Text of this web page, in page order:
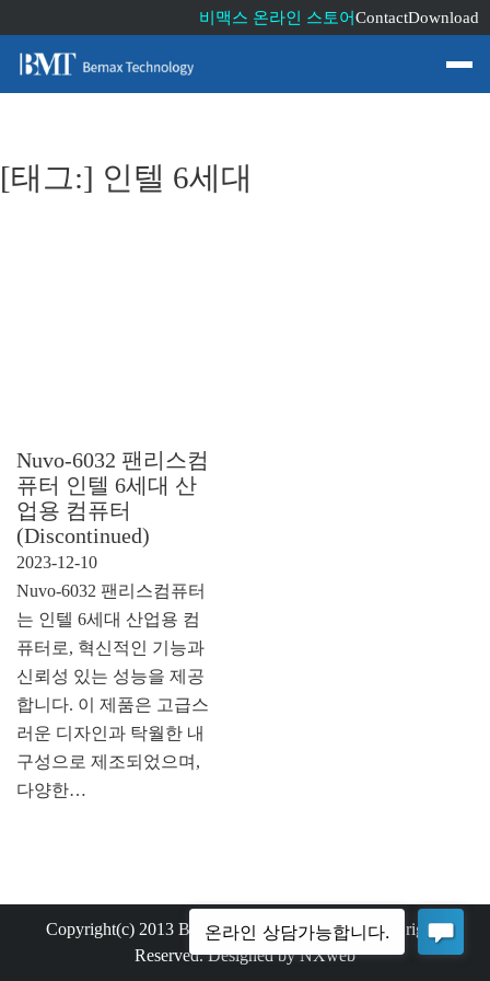
비맥스 온라인 스토어ContactDownload
[태그:] 인텔 6세대
Nuvo-6032 팬리스컴
퓨터 인텔 6세대 산
업용 컴퓨터
(Discontinued)
2023-12-10
Nuvo-6032 팬리스컴퓨터
는 인텔 6세대 산업용 컴
퓨터로, 혁신적인 기능과
신뢰성 있는 성능을 제공
합니다. 이 제품은 고급스
러운 디자인과 탁월한 내
구성으로 제조되었으며,
다양한…
Copyright(c) 2013 Bemax Technology Co.,Ltd. All rights
Reserved. Designed by NXweb